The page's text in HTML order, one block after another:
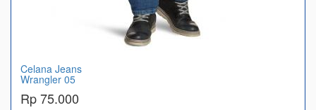
Celana Jeans
Wrangler 05
Rp 75.000